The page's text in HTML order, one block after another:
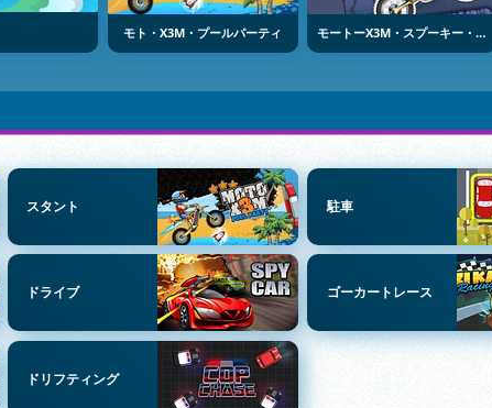
モト・X3M・プールパーティ モートーX3M・スプーキー・ランド
スタント 駐車
ドライブ ゴーカートレース
ドリフティング